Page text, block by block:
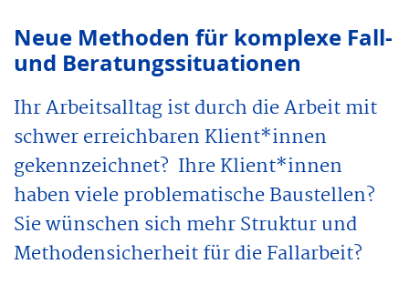
Neue Methoden für komplexe Fall-
und Beratungssituationen
Ihr Arbeitsalltag ist durch die Arbeit mit
schwer erreichbaren Klient*innen
gekennzeichnet? Ihre Klient*innen
haben viele problematische Baustellen?
Sie wünschen sich mehr Struktur und
Methodensicherheit für die Fallarbeit?